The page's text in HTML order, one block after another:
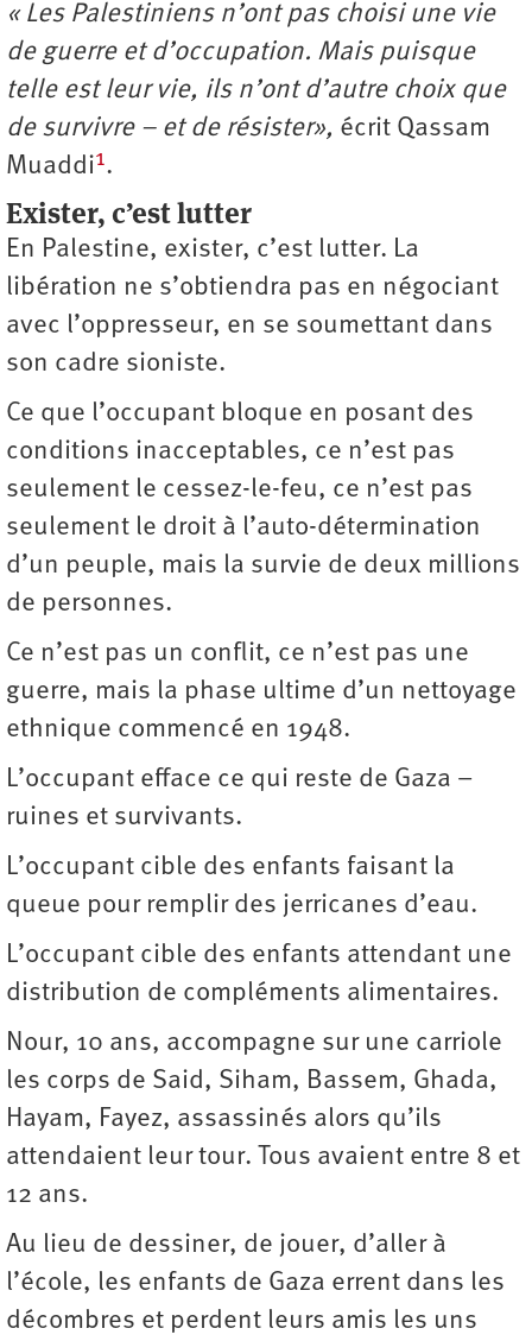
« Les Palestiniens n’ont pas choisi une vie
de guerre et d’occupation. Mais puisque
telle est leur vie, ils n’ont d’autre choix que
de survivre – et de résister», écrit Qassam
Muaddi1.
Exister, c’est lutter
En Palestine, exister, c’est lutter. La
libération ne s’obtiendra pas en négociant
avec l’oppresseur, en se soumettant dans
son cadre sioniste.
Ce que l’occupant bloque en posant des
conditions inacceptables, ce n’est pas
seulement le cessez-le-feu, ce n’est pas
seulement le droit à l’auto-détermination
d’un peuple, mais la survie de deux millions
de personnes.
Ce n’est pas un conflit, ce n’est pas une
guerre, mais la phase ultime d’un nettoyage
ethnique commencé en 1948.
L’occupant efface ce qui reste de Gaza –
ruines et survivants.
L’occupant cible des enfants faisant la
queue pour remplir des jerricanes d’eau.
L’occupant cible des enfants attendant une
distribution de compléments alimentaires.
Nour, 10 ans, accompagne sur une carriole
les corps de Said, Siham, Bassem, Ghada,
Hayam, Fayez, assassinés alors qu’ils
attendaient leur tour. Tous avaient entre 8 et
12 ans.
Au lieu de dessiner, de jouer, d’aller à
l’école, les enfants de Gaza errent dans les
décombres et perdent leurs amis les uns